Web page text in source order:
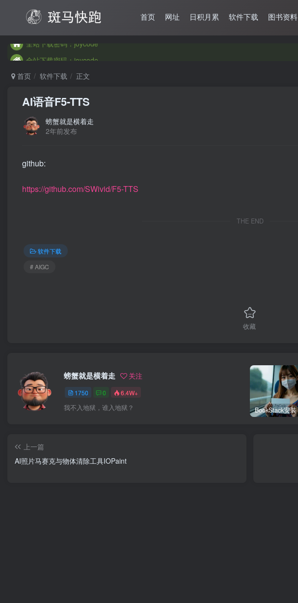
首页 网址 日积月累 软件下载 图书资料
全站下载密码：joycode
全站下载密码：joycode
首页 软件下载 正文
AI语音F5-TTS
螃蟹就是横着走
2年前发布
github:
https://github.com/SWivid/F5-TTS
THE END
软件下载
# AIGC
收藏
螃蟹就是横着走 关注
1750 0 6.4W+
我不入地狱，谁入地狱？ BookStack安装
上一篇
AI照片马赛克与物体清除工具IOPaint